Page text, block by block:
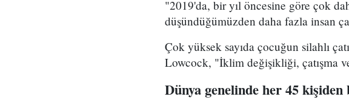
"2019'da, bir yıl öncesine göre çok
düşündüğümüzden daha fazla insan
Çok yüksek sayıda çocuğun silahlı
Lowcock, "İklim değişikliği, çatışma
Dünya genelinde her 45